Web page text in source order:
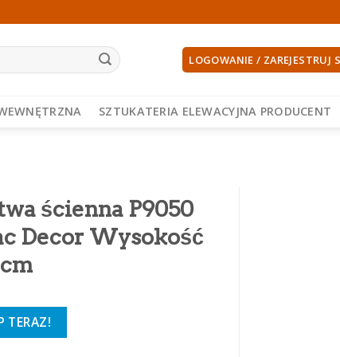
LOGOWANIE / ZAREJESTRUJ
SZTUKATERIA ELEWACYJNA PRODUCENT
ścienna P9050
Decor Wysokość
TERAZ!